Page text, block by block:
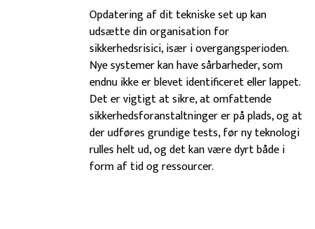
Opdatering af dit tekniske set up kan
udsætte din organisation for
sikkerhedsrisici, især i overgangsperioden.
Nye systemer kan have sårbarheder, som
endnu ikke er blevet identificeret eller lappet.
Det er vigtigt at sikre, at omfattende
sikkerhedsforanstaltninger er på plads, og at
der udføres grundige tests, før ny teknologi
rulles helt ud, og det kan være dyrt både i
form af tid og ressourcer.